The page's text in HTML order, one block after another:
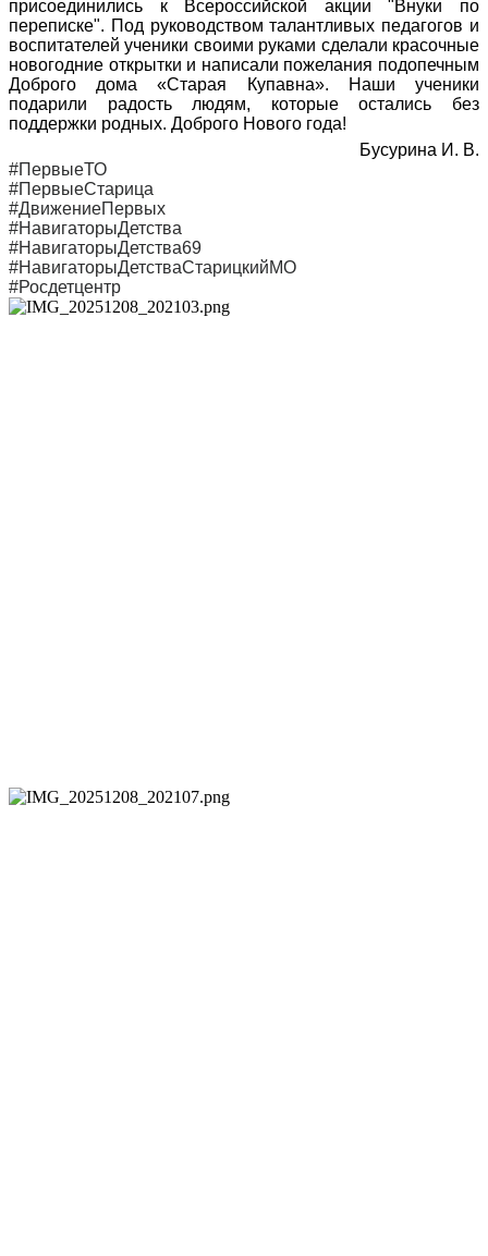
присоединились к Всероссийской акции "Внуки по
переписке". Под руководством талантливых педагогов и
воспитателей ученики своими руками сделали красочные
новогодние открытки и написали пожелания подопечным
Доброго дома «Старая Купавна». Наши ученики
подарили радость людям, которые остались без
поддержки родных. Доброго Нового года!
Бусурина И. В.
#ПервыеТО
#ПервыеСтарица
#ДвижениеПервых
#НавигаторыДетства
#НавигаторыДетства69
#НавигаторыДетстваСтарицкийМО
#Росдетцентр